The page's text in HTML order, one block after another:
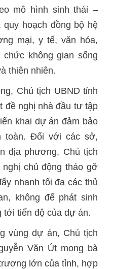
mô hình sinh thái –
hoạch đồng bộ hệ
mại, y tế, văn hóa,
không gian sống
thiên nhiên.
Chủ tịch UBND tỉnh
đề nghị nhà đầu tư tập
khai dự án đảm bảo
toàn. Đối với các sở,
địa phương, Chủ tịch
chủ động tháo gỡ
nhanh tối đa các thủ
không để phát sinh
tới tiến độ của dự án.
vùng dự án, Chủ tịch
Văn Út mong bà
lớn của tỉnh, hợp